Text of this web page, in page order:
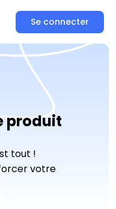
Se connecter
produit
tout !
votre